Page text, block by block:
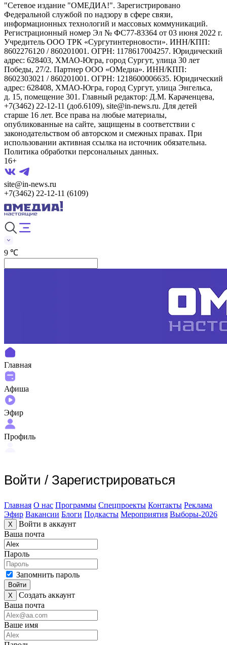
"Сетевое издание "ОМЕДИА!". Зарегистрировано
Федеральной службой по надзору в сфере связи,
информационных технологий и массовых коммуникаций.
Регистрационный номер Эл № ФС77-83364 от 03 июня 2022 г.
Учредитель ООО ТРК «Сургутинтерновости». ИНН/КПП:
8602276120 / 860201001. ОГРН: 1178617004257. Юридический
адрес: 628403, ХМАО-Югра, город Сургут, улица 30 лет
Победы, 27/2. Партнер ООО «ОМедиа». ИНН/КПП:
8602303021 / 860201001. ОГРН: 1218600006635. Юридический
адрес: 628408, ХМАО-Югра, город Сургут, улица Энгельса,
д. 15, помещение 301. Главный редактор: Д.М. Караченцева,
+7(3462) 22-12-11 (доб.6109), site@in-news.ru. Для детей
старше 16 лет. Все права на любые материалы,
опубликованные на сайте, защищены в соответствии с
законодательством об авторском и смежных правах. При
использовании активная ссылка на источник обязательна.
Политика обработки персональных данных.
16+
site@in-news.ru
+7(3462) 22-12-11 (6109)
9 ℃
Главная
Афиша
Эфир
Профиль
Войти / Зарегистрироваться
Главная О нас Программы Спецпроекты Контакты Реклама
Эфир Вакансии Блоги Подкасты Мероприятия Выборы-2026
X
Войти в аккаунт
Ваша почта
Пароль
Запомнить пароль
Войти
X
Создать аккаунт
Ваша почта
Ваше имя